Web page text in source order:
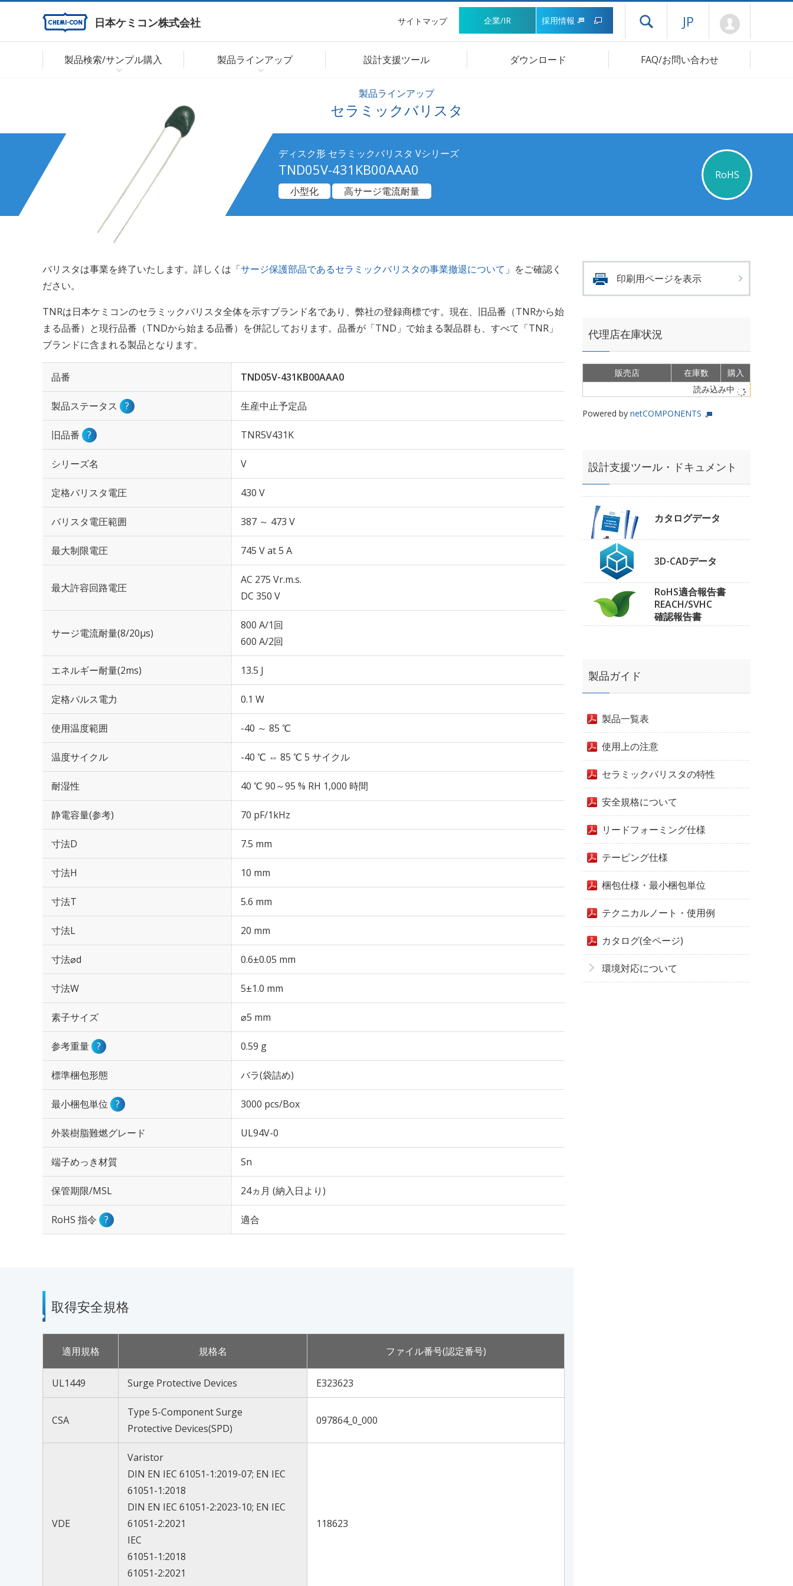
日本ケミコン株式会社 サイトマップ 企業/IR 採用情報 ドロワーメニューを開く
JP
製品検索/サンプル購入 製品ラインアップ 設計支援ツール ダウンロード FAQ/お問い合わせ
製品ラインアップ
セラミックバリスタ
ディスク形 セラミックバリスタ Vシリーズ
TND05V-431KB00AAA0
RoHS
小型化
高サージ電流耐量
バリスタは事業を終了いたします。詳しくは「サージ保護部品であるセラミックバリスタの事業撤退について 」をご確認く
ださい。
TNRは日本ケミコンのセラミックバリスタ全体を示すブランド名であり、弊社の登録商標です。現在、旧品番（TNRから始
まる品番）と現行品番（TNDから始まる品番）を併記しております。品番が「TND」で始まる製品群も、すべて「TNR」
ブランドに含まれる製品となります。
品番 TND05V-431KB00AAA0
製品ステータス ? 生産中止予定品
旧品番 ? TNR5V431K
シリーズ名 V
定格バリスタ電圧 430 V
バリスタ電圧範囲 387 ～ 473 V
最大制限電圧 745 V at 5 A
最大許容回路電圧
AC 275 Vr.m.s.
DC 350 V
サージ電流耐量(8/20μs)
800 A/1回
600 A/2回
エネルギー耐量(2ms) 13.5 J
定格パルス電力 0.1 W
使用温度範囲 -40 ～ 85 ℃
温度サイクル -40 ℃ ⇔ 85 ℃ 5 サイクル
耐湿性 40 ℃ 90～95 % RH 1,000 時間
静電容量(参考) 70 pF/1kHz
寸法D 7.5 mm
寸法H 10 mm
寸法T 5.6 mm
寸法L 20 mm
寸法⌀d 0.6±0.05 mm
寸法W 5±1.0 mm
素子サイズ ⌀5 mm
参考重量 ? 0.59 g
標準梱包形態 バラ(袋詰め)
最小梱包単位 ? 3000 pcs/Box
外装樹脂難燃グレード UL94V-0
端子めっき材質 Sn
保管期限/MSL 24ヵ月 (納入日より)
RoHS 指令 ? 適合
取得安全規格
適用規格 規格名 ファイル番号(認定番号)
UL1449 Surge Protective Devices E323623
CSA
Type 5-Component Surge
Protective Devices(SPD)
097864_0_000
VDE
Varistor
DIN EN IEC 61051-1:2019-07; EN IEC
61051-1:2018
DIN EN IEC 61051-2:2023-10; EN IEC
61051-2:2021
IEC
61051-1:2018
61051-2:2021
118623
印刷用ページを表示
代理店在庫状況
販売店 在庫数
購入
読み込み中
Powered by netCOMPONENTS
設計支援ツール・ドキュメント
カタログデータ
3D-CADデータ
RoHS適合報告書
REACH/SVHC
確認報告書
製品ガイド
製品一覧表
使用上の注意
セラミックバリスタの特性
安全規格について
リードフォーミング仕様
テーピング仕様
梱包仕様・最小梱包単位
テクニカルノート・使用例
カタログ(全ページ)
環境対応について